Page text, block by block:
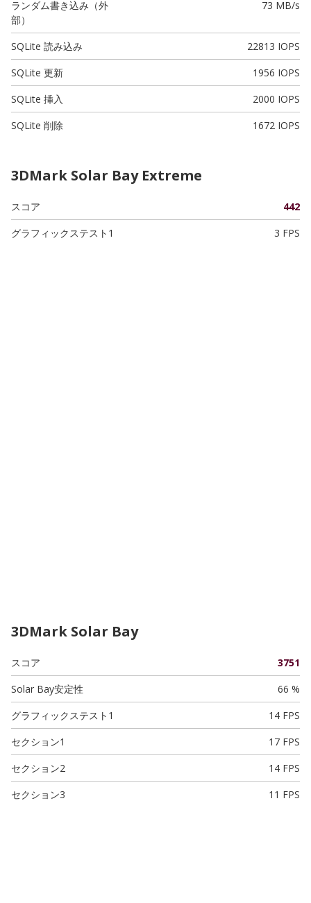
ランダム書き込み（外
部）
73 MB/s
SQLite 読み込み
22813 IOPS
SQLite 更新
1956 IOPS
SQLite 挿入
2000 IOPS
SQLite 削除
1672 IOPS
3DMark Solar Bay Extreme
スコア
442
グラフィックステスト1
3 FPS
3DMark Solar Bay
スコア
3751
Solar Bay安定性
66 %
グラフィックステスト1
14 FPS
セクション1
17 FPS
セクション2
14 FPS
セクション3
11 FPS